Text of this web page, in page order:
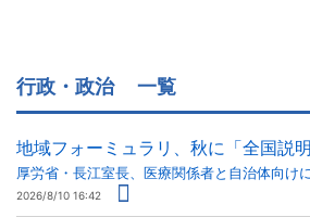
行政・政治 一覧
地域フォーミュラリ、秋に「全国説明
厚労省・長江室長、医療関係者と自治体向け
2026/8/10 16:42